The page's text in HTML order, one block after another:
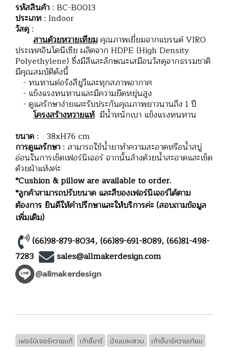
รหัสสินค้า : BC-B0013
ประเภท : Indoor
วัสดุ :
สานด้วยหวายเทียมคุณภาพเยี่ยมจากแบรนด์ VIRO
ประเทศอินโดนีเซีย ผลิตจาก HDPE (High Density
Polyethylene) ซึ่งมีสีและลักษณะเสมือนวัสดุจากธรรมชาติ
มีคุณสมบัติดังนี้
- ทนทานต่อรังสียูวีและทุกสภาพอากาศ
- แข็งแรงทนทานและมีความยืดหยุ่นสูง
- ดูแลรักษาง่ายและรับประกันคุณภาพยาวนานถึง 1 ปี
โครงสร้างหวายแท้มีน้ำหนักเบา แข็งแรงทนทาน
ขนาด : 38xH76 cm
การดูแลรักษา : สามารถใช้น้ำยาทำความสะอาดหรือน้ำสบู่
อ่อนในการเช็ดเฟอร์นิเจอร์ จากนั้นล้างด้วยน้ำสะอาดและเช็ด
ด้วยผ้าแห้งค่ะ
*Cushion & pillow are available to order.
*ลูกค้าสามารถปรับขนาด และสีของเฟอร์นิเจอร์ได้ตาม
ต้องการ ยินดีให้คำปรึกษาและให้บริการค่ะ (สอบถามข้อมูล
เพิ่มเติม)
(66)98-879-8034, (66)89-691-8089, (66)81-498-
7283
sales@allmakerdesign.com
เฟอร์นิเจอร์หวายแท้ เก้าอี้บาร์ บ้านและสวน
เก้าอี้บาร์หวายเทียม